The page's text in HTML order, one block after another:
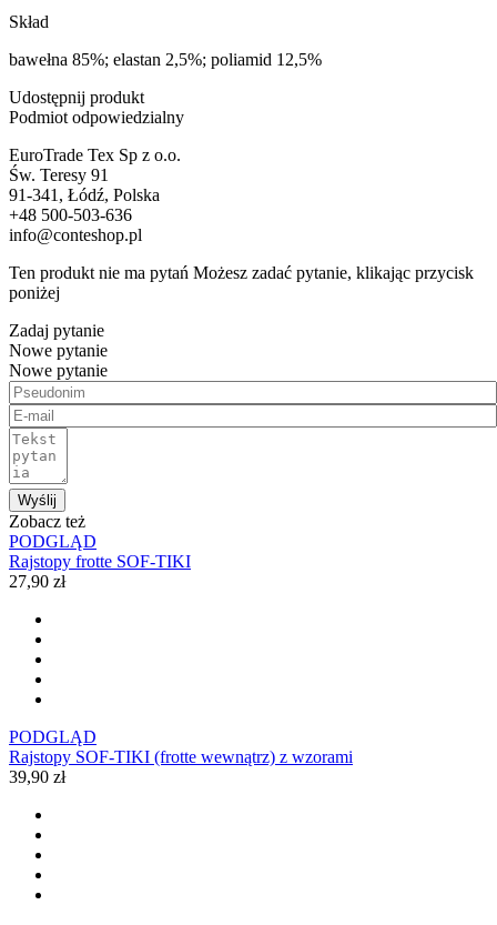
Skład
bawełna 85%; elastan 2,5%; poliamid 12,5%
Udostępnij produkt
Podmiot odpowiedzialny
EuroTrade Tex Sp z o.o.
Św. Teresy 91
91-341, Łódź, Polska
+48 500-503-636
info@conteshop.pl
Ten produkt nie ma pytań Możesz zadać pytanie, klikając przycisk
poniżej
Zadaj pytanie
Nowe pytanie
Nowe pytanie
Wyślij
Zobacz też
PODGLĄD
Rajstopy frotte SOF-TIKI
27,90 zł
PODGLĄD
Rajstopy SOF-TIKI (frotte wewnątrz) z wzorami
39,90 zł